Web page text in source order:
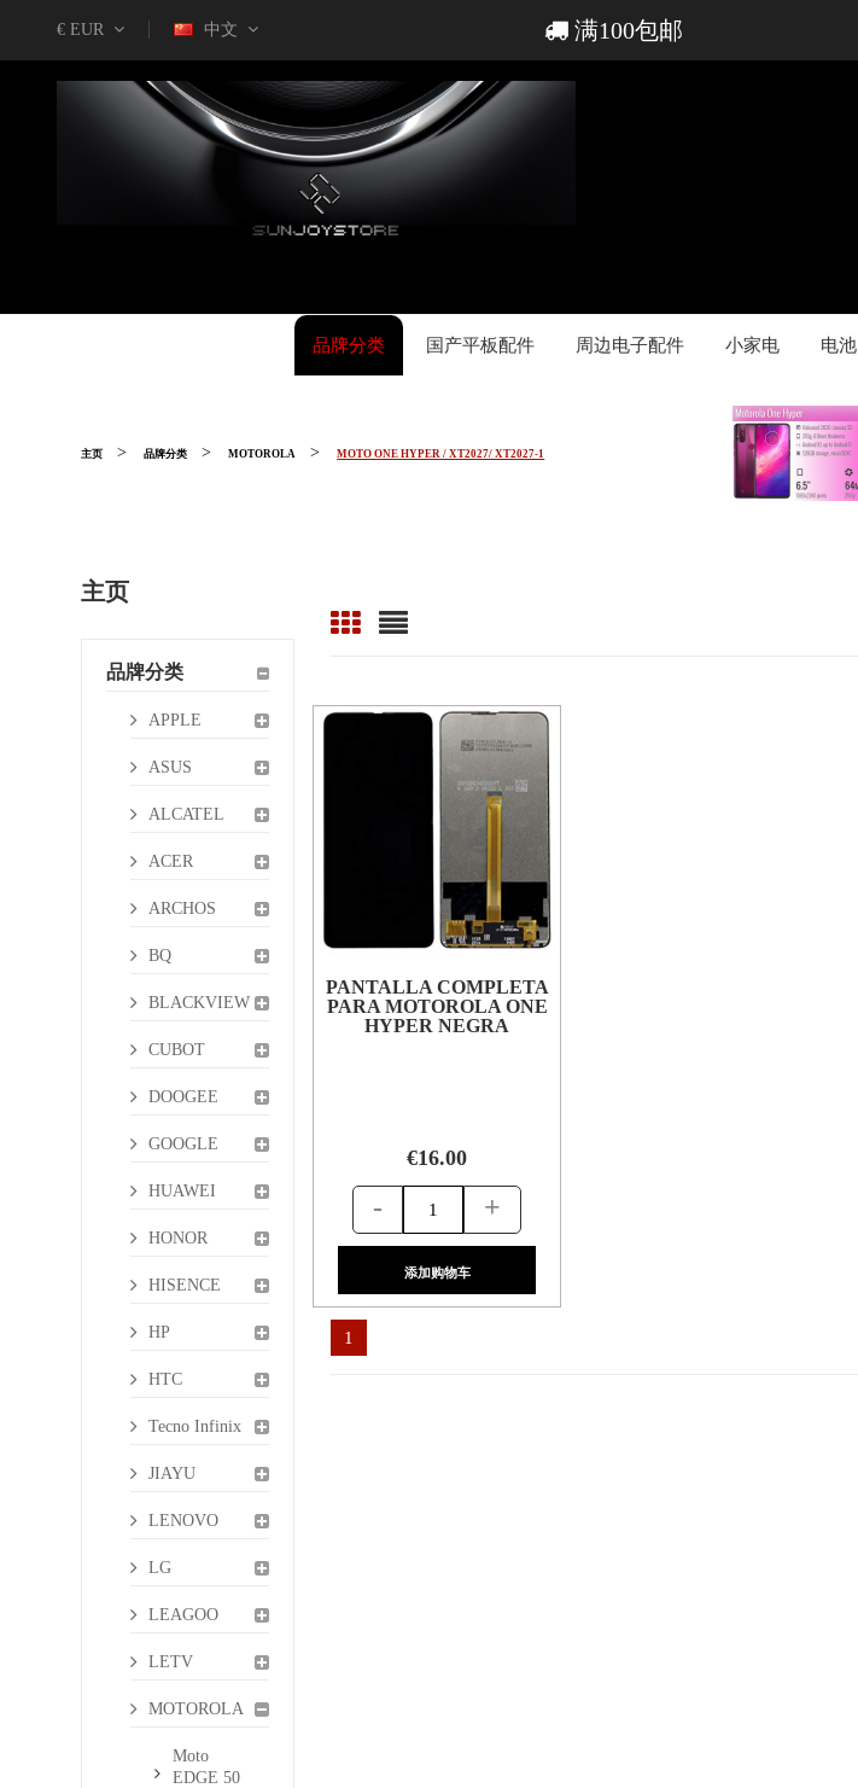
€ EUR 中文 满100包邮
品牌分类 国产平板配件 周边电子配件 小家电 电池
主页 品牌分类 MOTOROLA MOTO ONE HYPER / XT2027/ XT2027-1
主页
品牌分类
APPLE
ASUS
ALCATEL
ACER
ARCHOS
BQ
BLACKVIEW
CUBOT
DOOGEE
GOOGLE
HUAWEI
HONOR
HISENCE
HP
HTC
Tecno Infinix
JIAYU
LENOVO
LG
LEAGOO
LETV
MOTOROLA
Moto
EDGE 50
PANTALLA COMPLETA
PARA MOTOROLA ONE
HYPER NEGRA
€16.00
- +
添加购物车
1